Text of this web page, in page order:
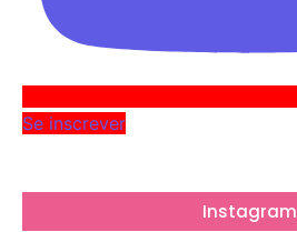
Se inscrever
Instagram